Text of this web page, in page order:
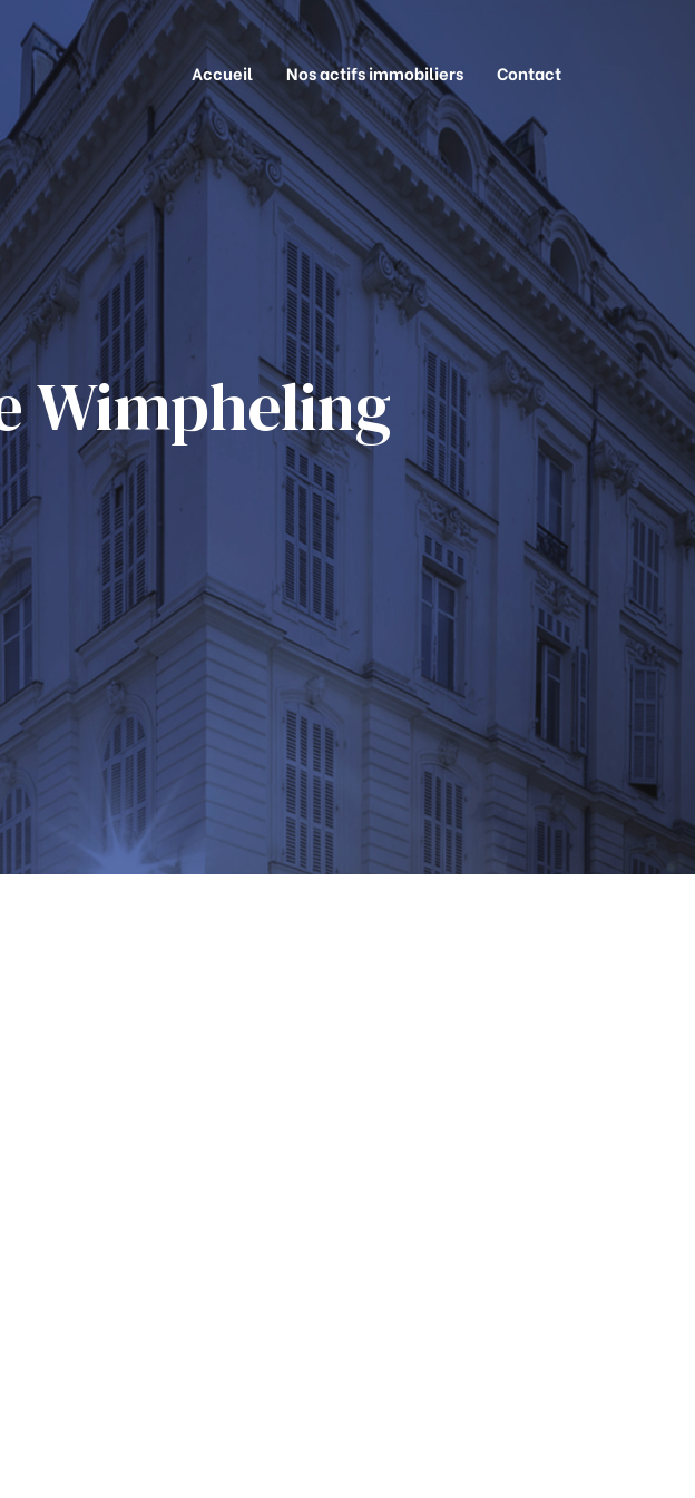
Accueil Nos actifs immobiliers Contact
Wimpheling